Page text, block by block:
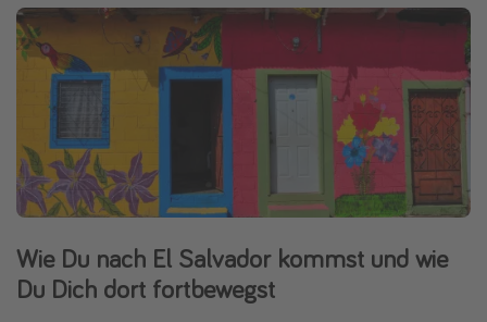
Wie Du nach El Salvador kommst und wie
Du Dich dort fortbewegst